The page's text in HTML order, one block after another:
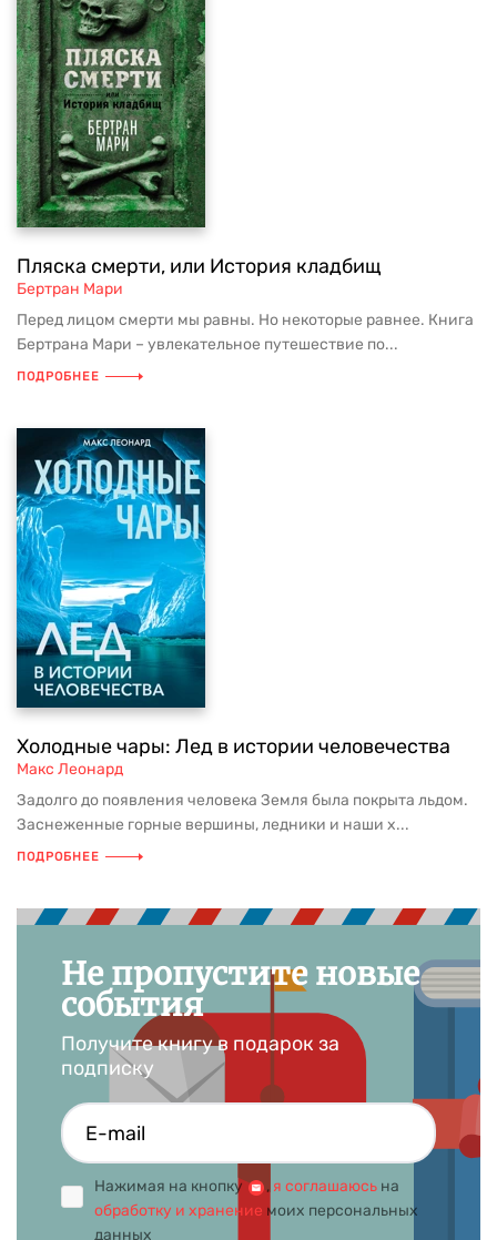
Пляска смерти, или История кладбищ
Бертран Мари
Перед лицом смерти мы равны. Но некоторые равнее. Книга
Бертрана Мари – увлекательное путешествие по...
ПОДРОБНЕЕ
Холодные чары: Лед в истории человечества
Макс Леонард
Задолго до появления человека Земля была покрыта льдом.
Заснеженные горные вершины, ледники и наши х...
ПОДРОБНЕЕ
Не пропустите новые
события
Получите книгу в подарок за
подписку
Нажимая на кнопку , я соглашаюсь на
обработку и хранение моих персональных
данных